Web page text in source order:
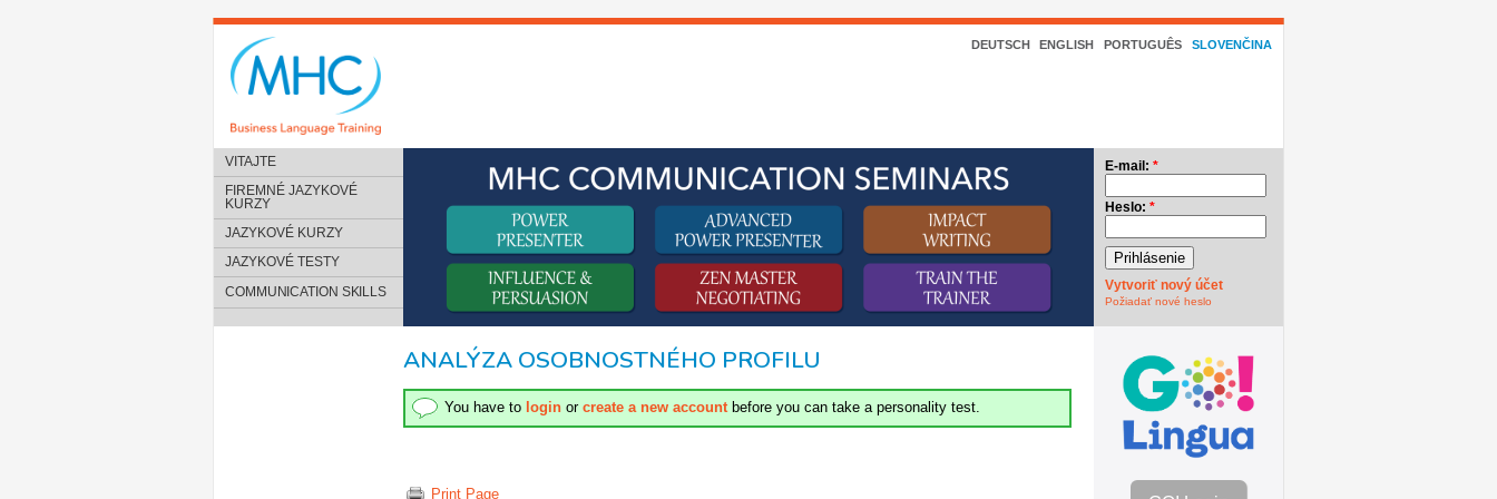
DEUTSCH ENGLISH PORTUGUÊS SLOVENČINA
VITAJTE
FIREMNÉ JAZYKOVÉ
KURZY
JAZYKOVÉ KURZY
JAZYKOVÉ TESTY
COMMUNICATION SKILLS
E-mail: *
Heslo: *
Vytvoriť nový účet
Požiadať nové heslo
ANALÝZA OSOBNOSTNÉHO PROFILU
You have to login or create a new account before you can take a personality test.
Print Page